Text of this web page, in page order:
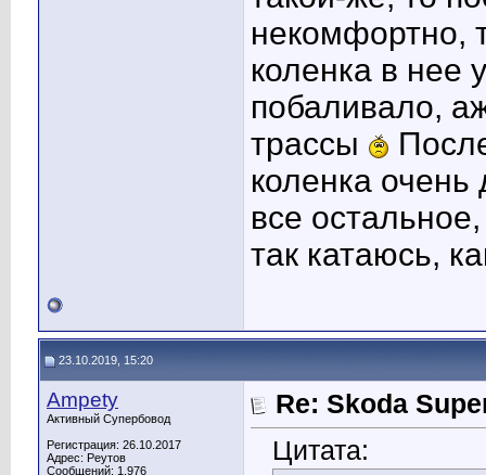
некомфортно,
коленка в нее
побаливало,
трассы
коленка
все
так катаюсь,
23.10.2019, 15:20
Ampety
Активный Супербовод
Регистрация: 26.10.2017
Адрес: Реутов
Сообщений: 1,976
Re: Skoda
Цитата: